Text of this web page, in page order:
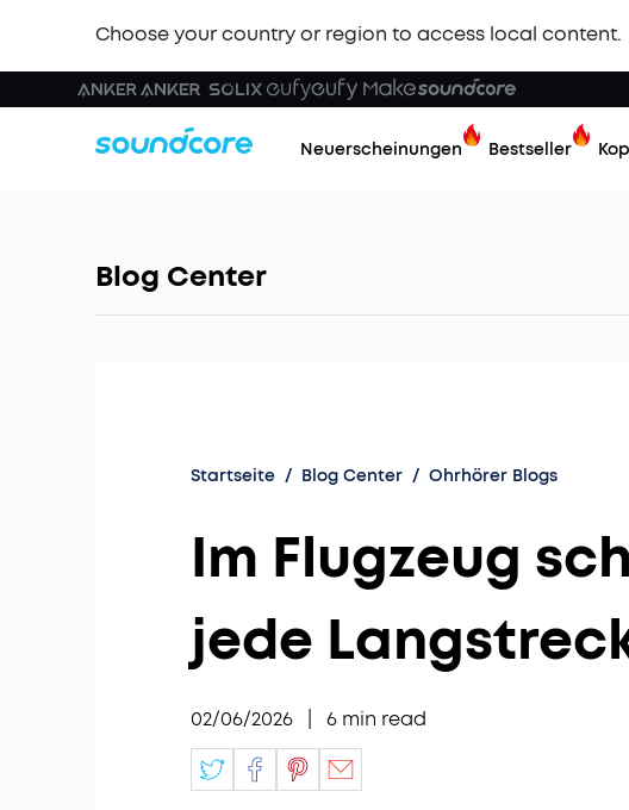
Choose your country or region to access local content.
Neuerscheinungen Bestseller
Blog Center
Startseite / Blog Center / Ohrhörer Blogs
Im Flugzeug
jede
02/06/2026 6 min read